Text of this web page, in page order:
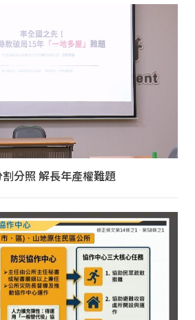
分照 解長年產權難題